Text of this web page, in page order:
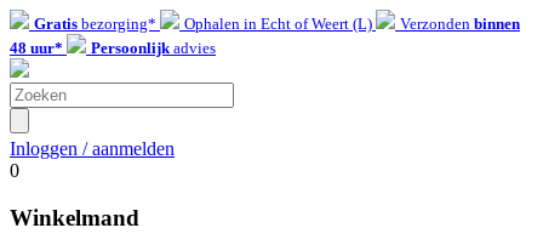
Gratis bezorging* Ophalen in Echt of Weert (L) Verzonden binnen
48 uur*
Persoonlijkadvies
Inloggen / aanmelden
0
Winkelmand